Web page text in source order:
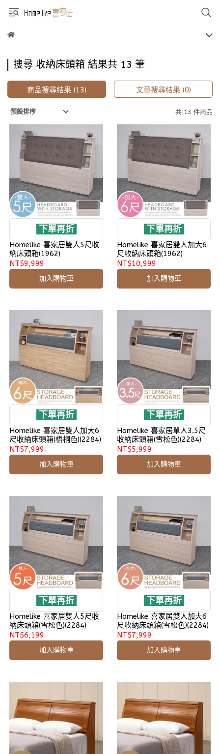
搜尋 收納床頭箱 結果共 13 筆
商品搜尋結果 (13) 文章搜尋結果 (0)
預設排序 共 13 件商品
下單再折
Homelike 喜家居雙人5尺收
納床頭箱(1962)
NT$9,999
加入購物車
下單再折
Homelike 喜家居雙人加大6
尺收納床頭箱(1962)
NT$10,999
加入購物車
下單再折
Homelike 喜家居雙人加大6
尺收納床頭箱(梧桐色)(2284)
NT$7,999
加入購物車
下單再折
Homelike 喜家居單人3.5尺
收納床頭箱(雪松色)(2284)
NT$5,999
加入購物車
下單再折
Homelike 喜家居雙人5尺收
納床頭箱(雪松色)(2284)
NT$6,199
加入購物車
下單再折
Homelike 喜家居雙人加大6
尺收納床頭箱(雪松色)(2284)
NT$7,999
加入購物車